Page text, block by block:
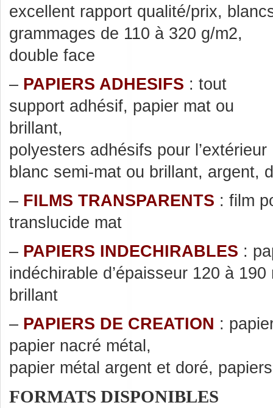
excellent rapport qualité/prix,
grammages de 110 à 320 g/m2,
double face
– PAPIERS ADHESIFS : tout
support adhésif, papier mat ou
brillant,
polyesters adhésifs pour
blanc semi-mat ou brillant, argent,
– FILMS TRANSPARENTS : film
translucide mat
– PAPIERS INDECHIRABLES :
indéchirable d’épaisseur 120 à
brillant
– PAPIERS DE CREATION :
papier nacré métal,
papier métal argent et doré,
FORMATS DISPONIBLES